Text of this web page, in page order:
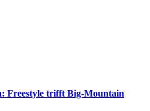
Freestyle trifft Big-Mountain